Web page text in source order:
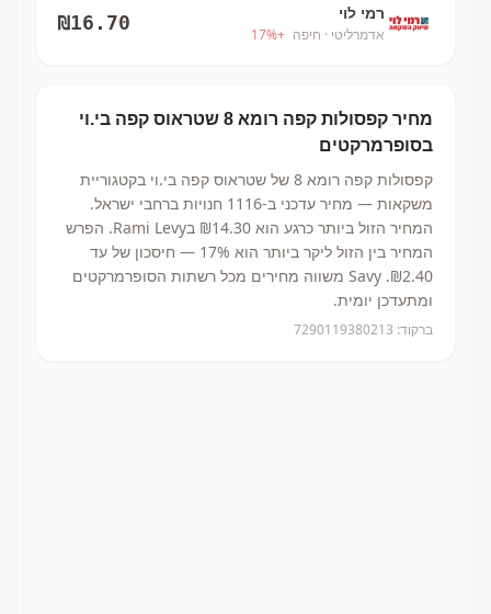
רמי לוי
אדמרליטי · חיפה +
17%
₪16.70
מחיר קפסולות קפה רומא 8
שטראוס קפה בי.וי
בסופרמרקטים
קפסולות קפה רומא 8 של שטראוס קפה בי.וי בקטגוריית
משקאות — מחיר עדכני ב-1116 חנויות ברחבי ישראל.
המחיר הזול ביותר כרגע הוא ₪14.30
בRami Levy.
הפרש
המחיר בין הזול ליקר ביותר הוא 17% — חיסכון של עד
₪2.40.
Savy משווה מחירים מכל רשתות הסופרמרקטים
ומתעדכן יומית.
ברקוד: 7290119380213